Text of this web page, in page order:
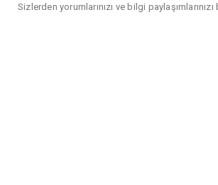
Sizlerden yorumlarınızı ve bilgi paylaşımlarınızı